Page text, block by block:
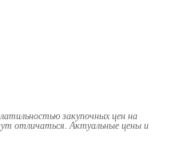
закупочных цен на
отличаться. Актуальные цены и